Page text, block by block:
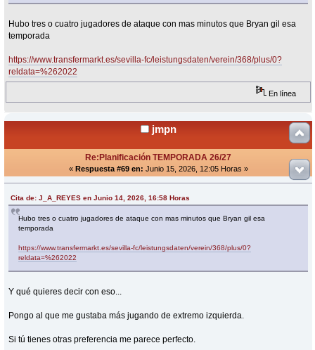
Hubo tres o cuatro jugadores de ataque con mas minutos que Bryan gil esa
temporada
https://www.transfermarkt.es/sevilla-fc/leistungsdaten/verein/368/plus/0?
reldata=%262022
En línea
jmpn
Re:Planificación TEMPORADA 26/27
« Respuesta #69 en: Junio 15, 2026, 12:05 Horas »
Cita de: J_A_REYES en Junio 14, 2026, 16:58 Horas
Hubo tres o cuatro jugadores de ataque con mas minutos que Bryan gil esa
temporada
https://www.transfermarkt.es/sevilla-fc/leistungsdaten/verein/368/plus/0?
reldata=%262022
Y qué quieres decir con eso...
Pongo al que me gustaba más jugando de extremo izquierda.
Si tú tienes otras preferencia me parece perfecto.